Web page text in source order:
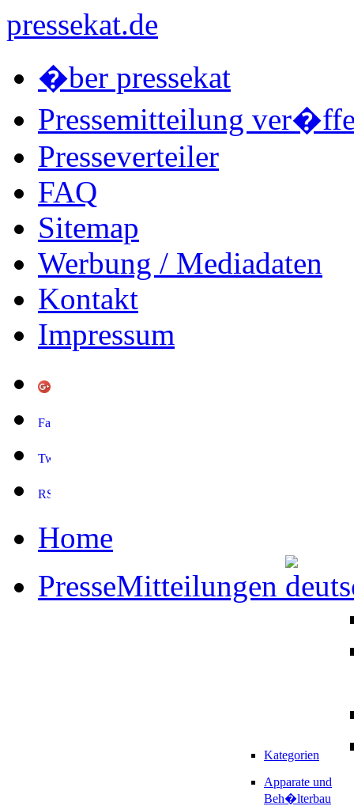
pressekat.de
�ber pressekat
Pressemitteilung
Presseverteiler
FAQ
Sitemap
Werbung / Mediadaten
Kontakt
Impressum
Home
PresseMitteilungen
Kategorien
Apparate und
Beh�lterbau